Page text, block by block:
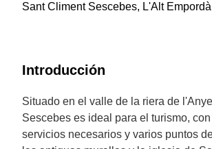
Sant Climent Sescebes, L'Alt
Introducción
Situado en el valle de la riera de
Sescebes es ideal para el turismo,
servicios necesarios y varios puntos